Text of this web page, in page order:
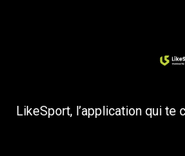
LikeSport, l’application qui te